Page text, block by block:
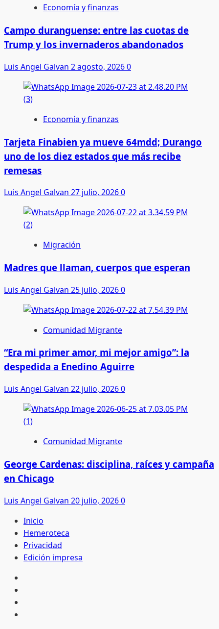
Economía y finanzas
Campo duranguense: entre las cuotas de
Trump y los invernaderos abandonados
Luis Angel Galvan 2 agosto, 20260
Economía y finanzas
Tarjeta Finabien ya mueve 64mdd; Durango
uno de los diez estados que más recibe
remesas
Luis Angel Galvan 27 julio, 20260
Migración
Madres que llaman, cuerpos que esperan
Luis Angel Galvan 25 julio, 20260
Comunidad Migrante
“Era mi primer amor, mi mejor amigo”: la
despedida a Enedino Aguirre
Luis Angel Galvan 22 julio, 20260
Comunidad Migrante
George Cardenas: disciplina, raíces y campaña
en Chicago
Luis Angel Galvan 20 julio, 20260
Inicio
Hemeroteca
Privacidad
Edición impresa